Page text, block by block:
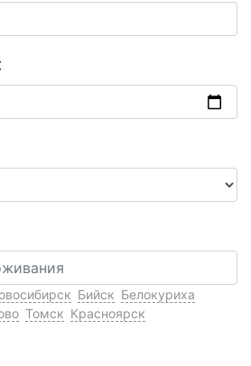
Бийск Белокуриха
Томск Красноярск